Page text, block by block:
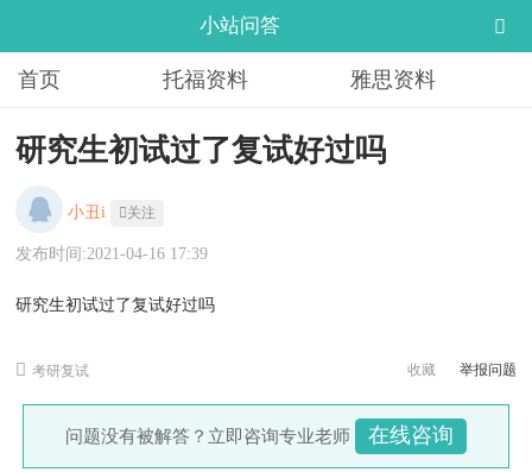
小站问答
首页 托福资料 雅思资料
研究生初试过了复试好过吗
小丑i 关注
发布时间:2021-04-16 17:39
研究生初试过了复试好过吗
考研复试 举报问题
收藏
问题没有被解答？立即咨询专业老师 在线咨询